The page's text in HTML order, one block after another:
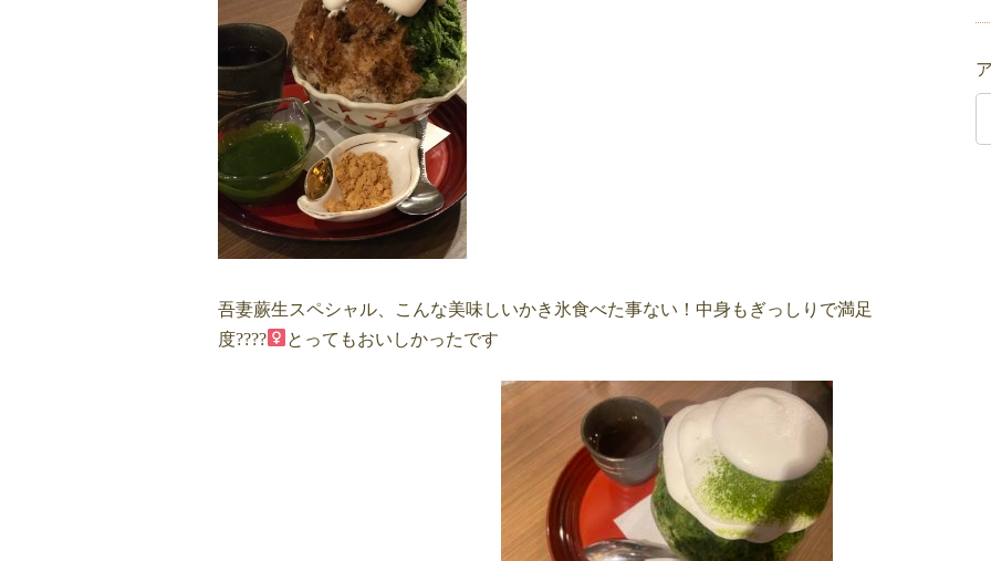
吾妻蕨生スペシャル、こんな美味しいかき氷食べた事ない！中身もぎっしりで満足
度????‍
とってもおいしかったです